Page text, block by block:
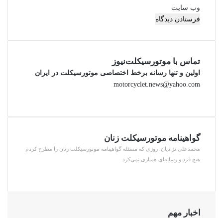
وب‌ سایت
تماس با موتورسیکلت‌نیوز
اولین و تنها رسانه برخط اختصاصی موتورسیکلت در ایران
motorcyclet.news@yahoo.com
گواهینامه موتورسیکلت زنان
محمدعلی نژادیان: روزی که مسئله گواهینامه موتورسیکلت زنان را مطرح کردم
هیچ فرد و رسانه‌ای همیاری نمی‌کرد
اخبار مهم